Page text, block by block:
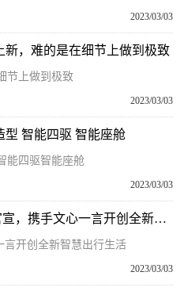
2023/03/03
新，难的是在细节上做到极致
节上做到极致
2023/03/03
型 智能四驱 智能座舱
能四驱智能座舱
2023/03/03
每日资讯：长安、Apollo双官宣，携手文心一言开创全新智慧出行生活
言开创全新智慧出行生活
2023/03/03